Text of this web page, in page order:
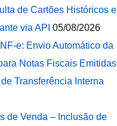
de Cartões Históricos e
via API 05/08/2026
e: Envio Automático da
Notas Fiscais Emitidas
Transferência Interna
de Venda – Inclusão de